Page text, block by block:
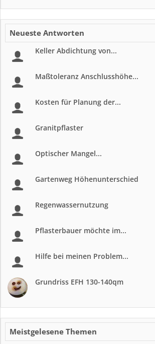
Neueste Antworten
Keller Abdichtung von...
Maßtoleranz Anschlusshöhe...
Kosten für Planung der...
Granitpflaster
Optischer Mangel...
Gartenweg Höhenunterschied
Regenwassernutzung
Pflasterbauer möchte im...
Hilfe bei meinen Problem...
Grundriss EFH 130-140qm
Meistgelesene Themen